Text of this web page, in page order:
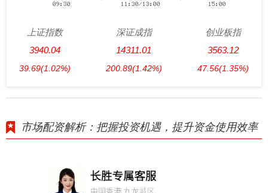
上证指数
3940.04
39.69(1.02%)
深证成指
14311.01
200.89(1.42%)
创业板指
3563.12
47.56(1.35%)
市场配资解析：把握投资机遇，提升资金使用效率